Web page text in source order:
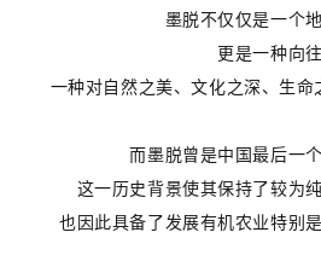
墨脱不仅仅是一个
更是一种向往
一种对自然之美、文化之深、生
而墨脱曾是中国最后一
这一历史背景使其保持了较为
也因此具备了发展有机农业特别